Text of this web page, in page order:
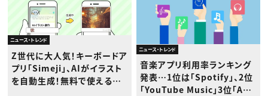
ニュース・トレンド
Z世代に大人気！キーボードア
プリ「Simeji」、AIがイラスト
を自動生成！無料で使える新
ニュース・トレンド
音楽アプリ利用率ランキング
発表…1位は「Spotify」、2位
「YouTube Music」3位「Am